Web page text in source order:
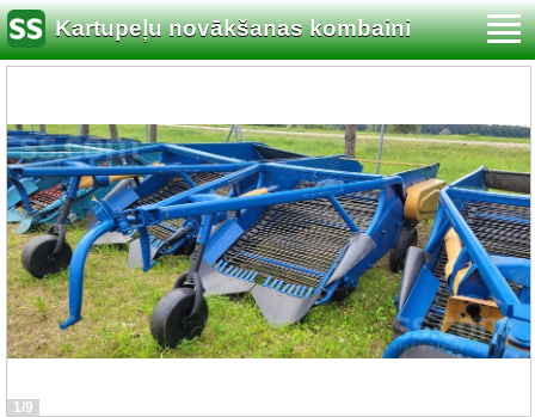
Kartupeļu novākšanas kombaini
1/9